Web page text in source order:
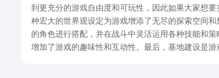
到更充分的游戏自由度和可玩性‌，因此如果大家想
种宏大的世界观设定为游戏增添了无尽的探索空间
的角色进行搭配，并在战斗中灵活运用各种技能和
增加了游戏的趣味性和互动性。‌最后，基地建设是